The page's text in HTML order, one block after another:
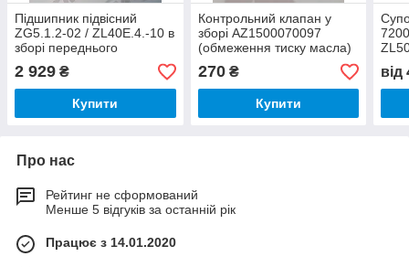
Підшипник підвісний
ZG5.1.2-02 / ZL40E.4.-10 в
зборі переднього
приводного валу ZL50G
2 929 ₴
Купити
Контрольний клапан у
зборі AZ1500070097
(обмеження тиску масла)
двигуна Weichai WD615
270₴
Купити
від
Про нас
Рейтинг не сформований
Менше 5 відгуків за останній рік
Працює з 14.01.2020